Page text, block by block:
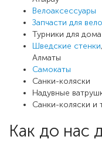
Атырау
Велоаксессуары
Запчасти для
Турники для
Шведские стенки
Алматы
Самокаты
Санки-коляски
Надувные
Как до нас